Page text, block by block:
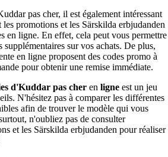
pas cher, il est également intéressant
promotions et les Särskilda erbjudanden
en ligne. En effet, cela peut vous permettre
sur vos achats. De plus,
en ligne proposent des codes promo à
pour obtenir une remise immédiate.
d'Kuddar pas cher en ligne est un jeu
N'hésitez pas à comparer les différentes
afin de trouver le modèle qui vous
n'oubliez pas de consulter
et les Särskilda erbjudanden pour réaliser